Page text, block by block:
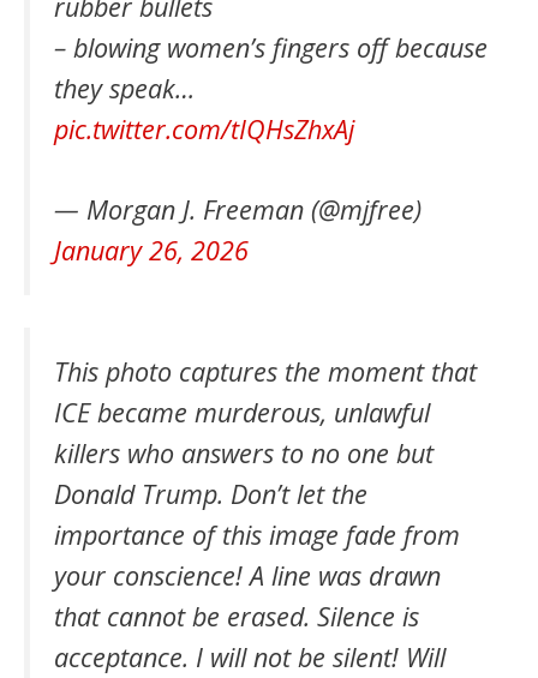
– blowing women’s fingers off because
they speak…
pic.twitter.com/tIQHsZhxAj
— Morgan J. Freeman (@mjfree)
January 26, 2026
This photo captures the moment that
ICE became murderous, unlawful
killers who answers to no one but
Donald Trump. Don’t let the
importance of this image fade from
your conscience! A line was drawn
that cannot be erased. Silence is
acceptance. I will not be silent! Will